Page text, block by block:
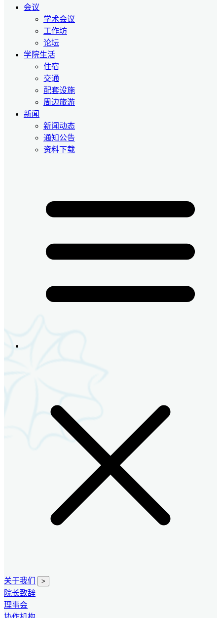
会议
学术会议
工作坊
论坛
学院生活
住宿
交通
配套设施
周边旅游
新闻
新闻动态
通知公告
资料下载
关于我们 >
院长致辞
理事会